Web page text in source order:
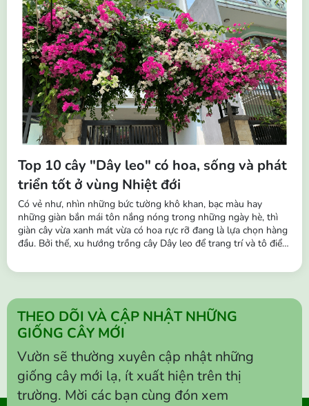
Top 10 cây "Dây leo" có hoa, sống và phát
triển tốt ở vùng Nhiệt đới
Có vẻ như, nhìn những bức tường khô khan, bạc màu hay
những giàn bắn mái tôn nắng nóng trong những ngày hè, thì
giàn cây vừa xanh mát vừa có hoa rực rỡ đang là lựa chọn hàng
đầu. Bởi thế, xu hướng trồng cây Dây leo để trang trí và tô điểm
buông rủ leo tường, hàng rào, ban công,… vô cùng sinh động,
THEO DÕI VÀ CẬP NHẬT NHỮNG
GIỐNG CÂY MỚI
Vườn sẽ thường xuyên cập nhật những
giống cây mới lạ, ít xuất hiện trên thị
trường. Mời các bạn cùng đón xem